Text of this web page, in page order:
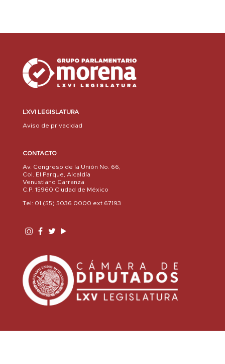
LXVI LEGISLATURA
Aviso de privacidad
CONTACTO
Av. Congreso de la Unión No. 66,
Col. El Parque, Alcaldía
Venustiano Carranza
C.P. 15960 Ciudad de México
Tel: 01 (55) 5036 0000 ext.67193